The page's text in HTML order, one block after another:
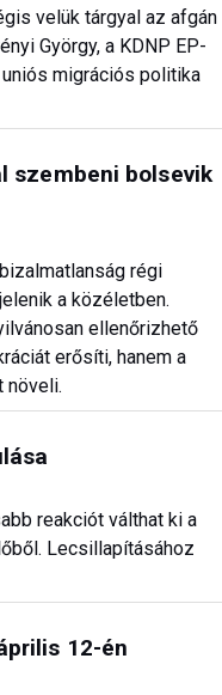
velük tárgyal az afgán
György, a KDNP EP-
migrációs politika
szembeni bolsevik
régi
a közéletben.
ellenőrizhető
erősíti, hanem a
növeli.
reakciót válthat ki a
Lecsillapításához
12-én